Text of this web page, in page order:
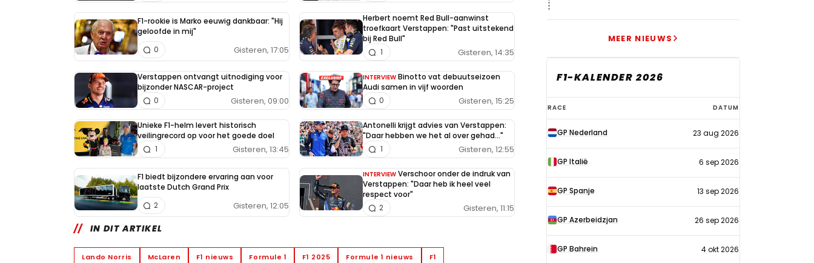
F1-rookie is Marko eeuwig dankbaar: "Hij
geloofde in mij"
Gisteren, 17:05
0
Herbert noemt Red Bull-aanwinst
troefkaart Verstappen: "Past uitstekend
bij Red Bull"
Gisteren, 14:35
1
Verstappen ontvangt uitnodiging voor
bijzonder NASCAR-project
Gisteren, 09:00
0
INTERVIEW Binotto vat debuutseizoen
Audi samen in vijf woorden
Gisteren, 15:25
0
Unieke F1-helm levert historisch
veilingrecord op voor het goede doel
Gisteren, 13:45
1
Antonelli krijgt advies van Verstappen:
"Daar hebben we het al over gehad..."
Gisteren, 12:55
1
F1 biedt bijzondere ervaring aan voor
laatste Dutch Grand Prix
Gisteren, 12:05
2
INTERVIEW Verschoor onder de indruk van
Verstappen: "Daar heb ik heel veel
respect voor"
Gisteren, 11:15
2
IN DIT ARTIKEL
Lando Norris McLaren F1 nieuws Formule 1 F1 2025 Formule 1 nieuws F1
MEER NIEUWS
F1-KALENDER 2026
F1-
kalender
2026
RACE DATUM
GP Nederland 23 aug 2026
GP Italië 6 sep 2026
GP Spanje 13 sep 2026
GP Azerbeidzjan 26 sep 2026
GP Bahrein 4 okt 2026